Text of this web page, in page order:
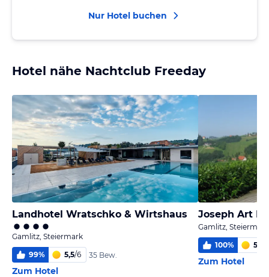
Nur Hotel buchen
Hotel nähe Nachtclub Freeday
Landhotel Wratschko & Wirtshaus
Gamlitz, Steiermark
99% 5,5/6 35 Bew.
Zum Hotel
Joseph Art
Gamlitz, Steiermark
100% 5,8
Zum Hotel